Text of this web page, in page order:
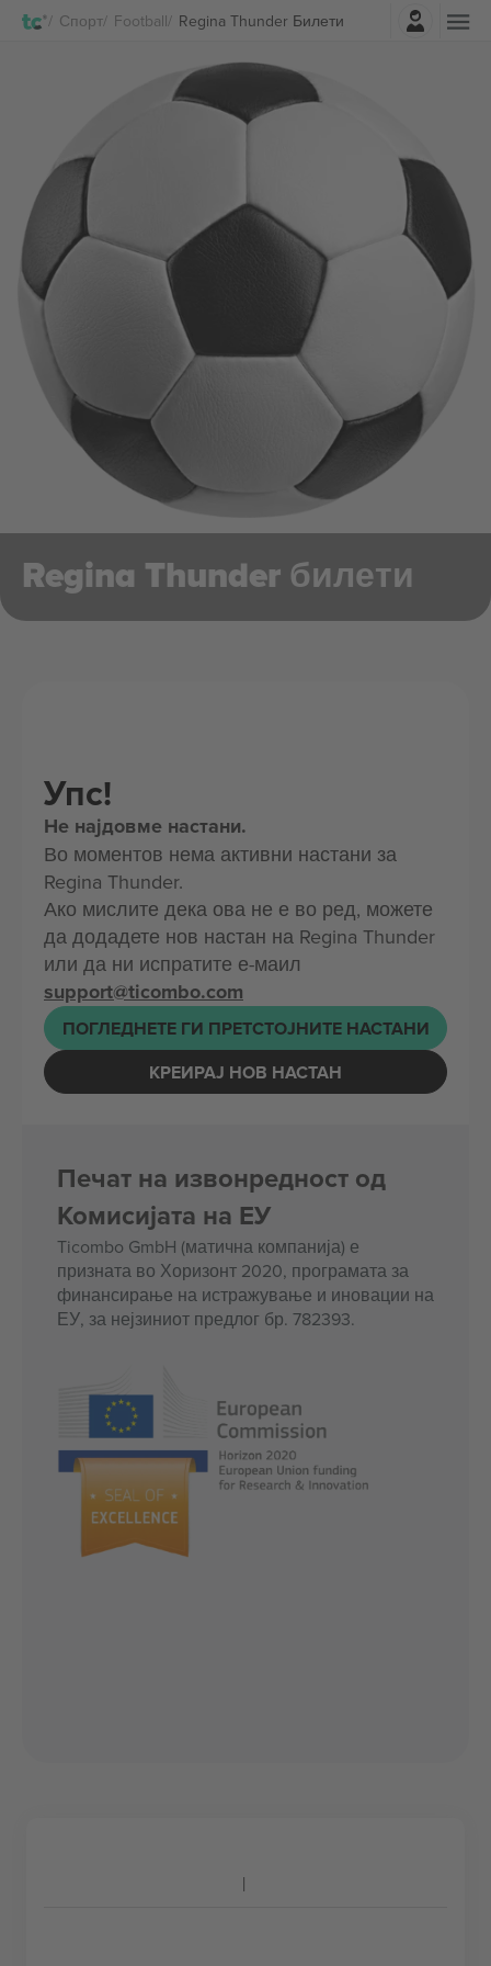
Спорт Football Regina Thunder Билети
Најави се
Regina Thunder билети
Упс!
Не најдовме настани.
Во моментов нема активни настани за
Regina Thunder.
Ако мислите дека ова не е во ред, можете
да додадете нов настан на Regina Thunder
или да ни испратите е-маил
support@ticombo.com
ПОГЛЕДНЕТЕ ГИ ПРЕТСТОЈНИТЕ НАСТАНИ
КРЕИРАЈ НОВ НАСТАН
Печат на извонредност од
Комисијата на ЕУ
Ticombo GmbH (матична компанија) е
призната во Хоризонт 2020, програмата за
финансирање на истражување и иновации на
ЕУ, за нејзиниот предлог бр. 782393.